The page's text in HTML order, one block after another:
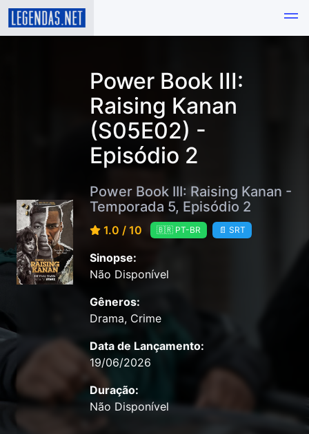
Power Book III:
Raising Kanan
(S05E02) -
Episódio 2
Power Book III: Raising Kanan -
Temporada 5, Episódio 2
1.0 / 10 🇧🇷 PT-BR 📄 SRT
Sinopse:
Não Disponível
Gêneros:
Drama, Crime
Data de Lançamento:
19/06/2026
Duração:
Não Disponível